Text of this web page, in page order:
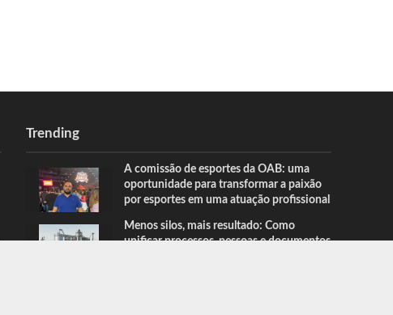
Trending
A comissão de esportes da OAB: uma
oportunidade para transformar a paixão
por esportes em uma atuação profissional
Menos silos, mais resultado: Como
unificar processos, pessoas e documentos